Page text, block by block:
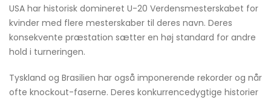
USA har historisk domineret U-20 Verdensmesterskabet for
kvinder med flere mesterskaber til deres navn. Deres
konsekvente præstation sætter en høj standard for andre
hold i turneringen.
Tyskland og Brasilien har også imponerende rekorder og når
ofte knockout-faserne. Deres konkurrencedygtige historier